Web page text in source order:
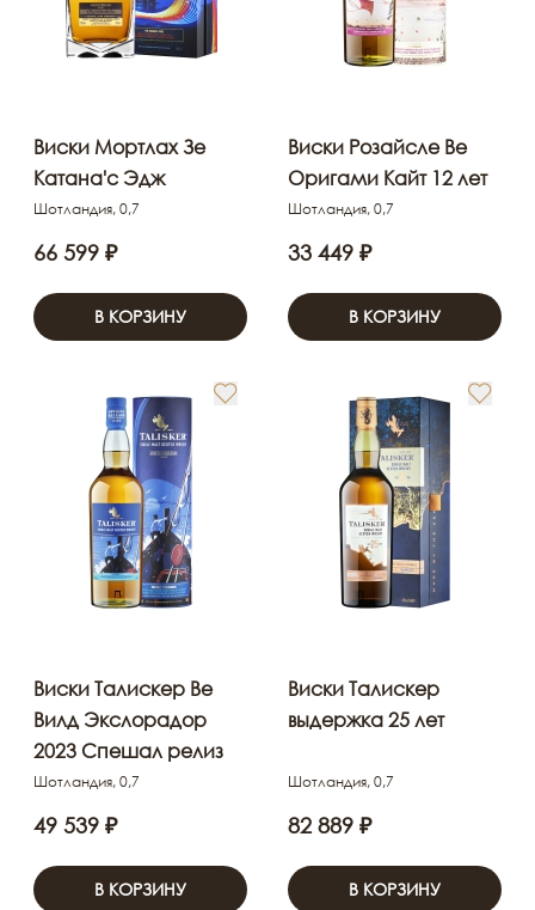
Виски Мортлах Зе
Катана'с Эдж
Шотландия, 0,7
66 599 ₽
В КОРЗИНУ
Виски Розайсле Ве
Оригами Кайт 12 лет
Шотландия, 0,7
33 449 ₽
В КОРЗИНУ
Виски Талискер Ве
Вилд Экслорадор
2023 Спешал релиз
Шотландия, 0,7
49 539 ₽
В КОРЗИНУ
Виски Талискер
выдержка 25 лет
Шотландия, 0,7
82 889 ₽
В КОРЗИНУ